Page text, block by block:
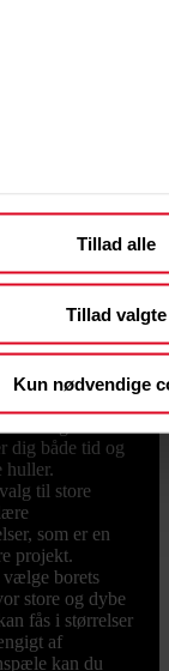
Tillad alle
Tillad valgte
Kun nødvendige
pælebor
De egner
150 mm.
det nemt at bore
til større
bruges i
Fordelen ved
minimal
meste af
dig både tid og
huller.
til store
som er en
projekt.
vælge borets
store og dybe
fås i størrelser
af
kan du